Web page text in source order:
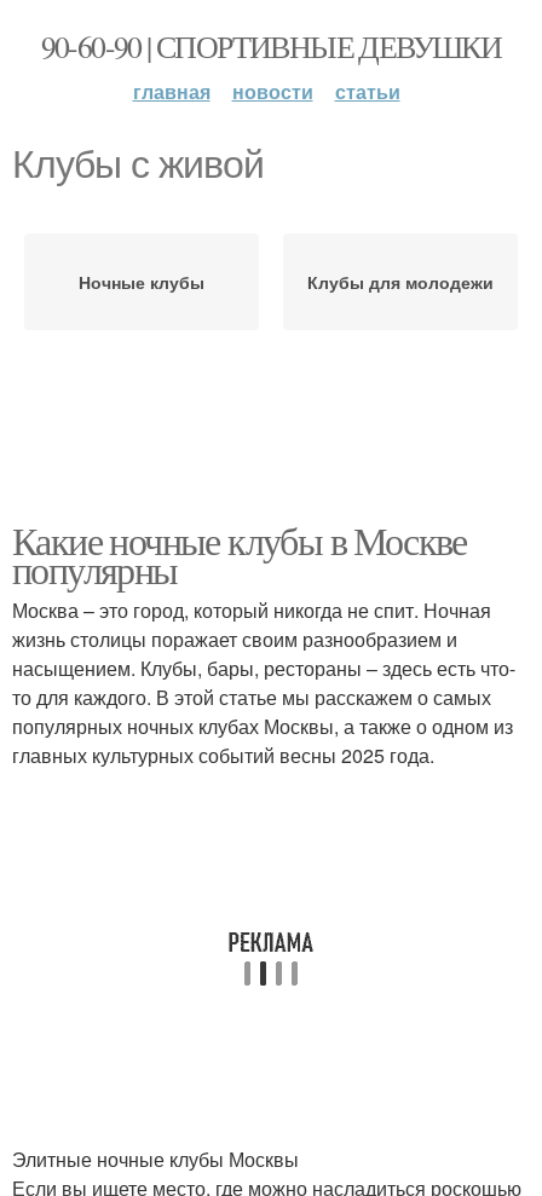
90-60-90 | СПОРТИВНЫЕ ДЕВУШКИ
главная новости статьи
Клубы с живой
Ночные клубы Клубы для молодежи
Какие ночные клубы в Москве
популярны
Москва – это город, который никогда не спит. Ночная
жизнь столицы поражает своим разнообразием и
насыщением. Клубы, бары, рестораны – здесь есть что-
то для каждого. В этой статье мы расскажем о самых
популярных ночных клубах Москвы, а также о одном из
главных культурных событий весны 2025 года.
Элитные ночные клубы Москвы
Если вы ищете место, где можно насладиться роскошью